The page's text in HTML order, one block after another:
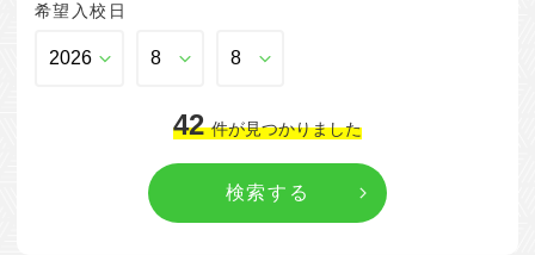
希望入校日
42 件が見つかりました